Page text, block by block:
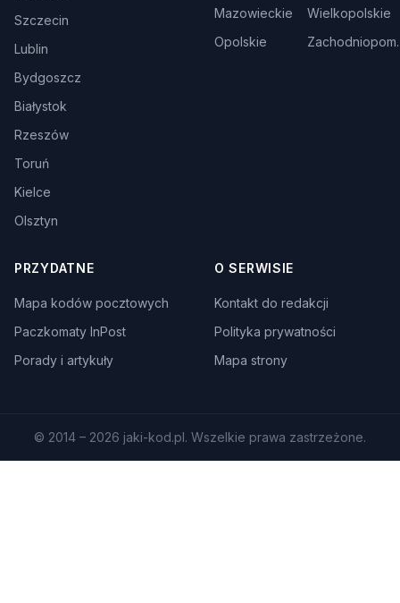
Szczecin
Lublin
Bydgoszcz
Białystok
Rzeszów
Toruń
Kielce
Olsztyn
Mazowieckie
Opolskie
Wielkopolskie
Zachodniopom.
PRZYDATNE
Mapa kodów pocztowych
Paczkomaty InPost
Porady i artykuły
O SERWISIE
Kontakt do redakcji
Polityka prywatności
Mapa strony
© 2014 – 2026 jaki-kod.pl. Wszelkie prawa zastrzeżone.